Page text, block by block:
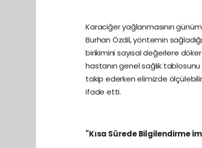
Karaciğer yağlanmasının
Burhan Özdil, yöntemin
birikimini sayısal değerlere
hastanın genel sağlık
takip ederken elimizde
ifade etti.
"Kısa Sürede Bilgilendirme